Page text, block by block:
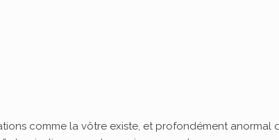
comme la vôtre existe, et profondément